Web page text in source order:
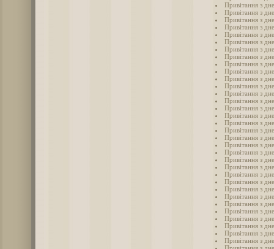
Привітання з
Привітання з
Привітання з
Привітання з
Привітання з
Привітання з
Привітання з
Привітання з
Привітання з
Привітання з
Привітання з
Привітання з
Привітання з
Привітання з
Привітання з
Привітання з
Привітання з
Привітання з
Привітання з
Привітання з
Привітання з
Привітання з
Привітання з
Привітання з
Привітання з
Привітання з
Привітання з
Привітання з
Привітання з
Привітання з
Привітання з
Привітання з
Привітання з